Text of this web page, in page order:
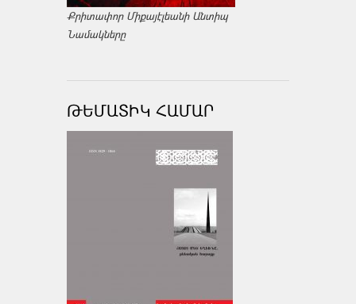
Քրիտափոր Միքայէլեանի Անտիպ
Նամակները
ԹԵՄԱՏԻԿ ՀԱՄԱՐ